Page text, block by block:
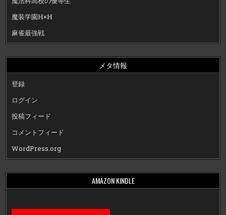
魔装学園H×H
麻雀最強戦
メタ情報
登録
ログイン
投稿フィード
コメントフィード
WordPress.org
AMAZON KINDLE